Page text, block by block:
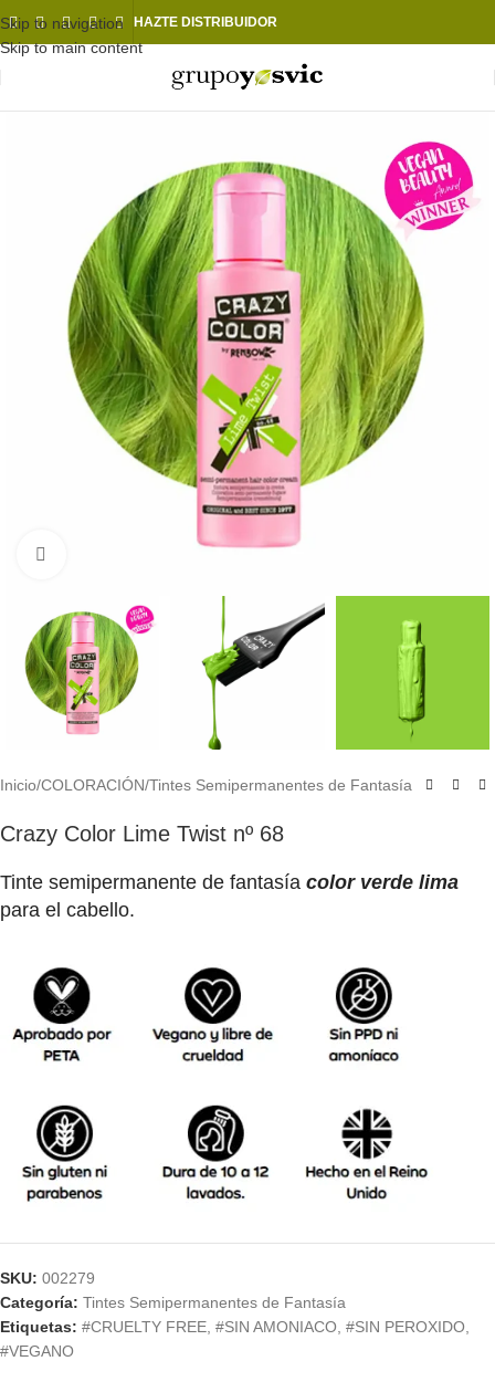
Skip to navigation
Skip to main content
HAZTE DISTRIBUIDOR
Inicio/COLORACIÓN/Tintes Semipermanentes de Fantasía
Crazy Color Lime Twist nº 68
Tinte semipermanente de fantasía color verde lima
para el cabello.
SKU: 002279
Categoría: Tintes Semipermanentes de Fantasía
Etiquetas: #CRUELTY FREE, #SIN AMONIACO, #SIN PEROXIDO,
#VEGANO